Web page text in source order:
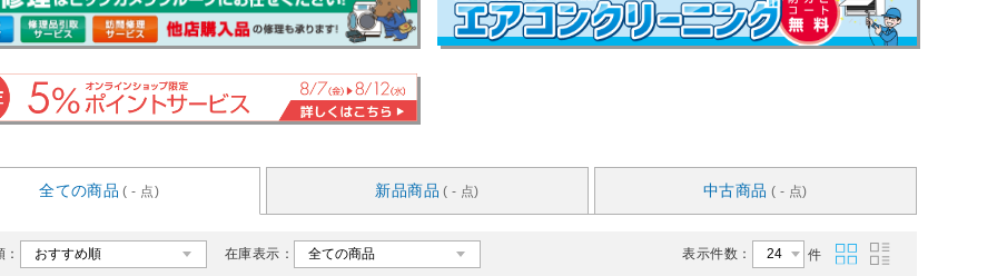
全ての商品 ( - 点) 新品商品 ( - 点) 中古商品 ( - 点)
在庫表示： 表示件数： 件